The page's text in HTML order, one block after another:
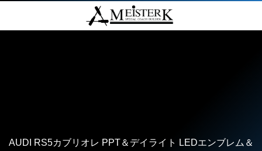
AUDI RS5カブリオレ PPT＆デイライト LEDエンブレム＆